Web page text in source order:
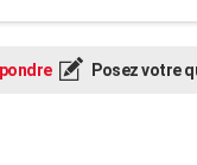
Posez votre